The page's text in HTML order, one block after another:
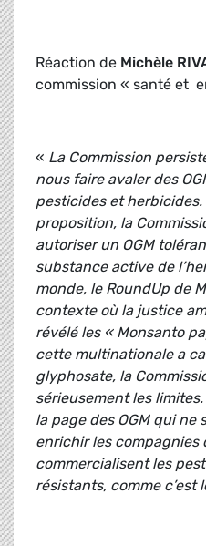
Réaction de Michèle
commission « santé et
« La Commission
nous faire avaler des
pesticides et
proposition, la
autoriser un OGM
substance active de
monde, le RoundUp de
contexte où la justice
révélé les « Monsanto
cette multinationale a
glyphosate, la
sérieusement les
la page des OGM qui ne
enrichir les
commercialisent les
résistants, comme c’est